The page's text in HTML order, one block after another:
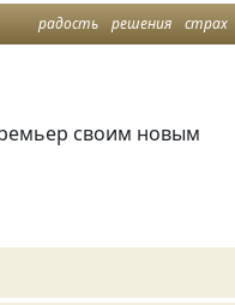
радость решения страх
своим новым